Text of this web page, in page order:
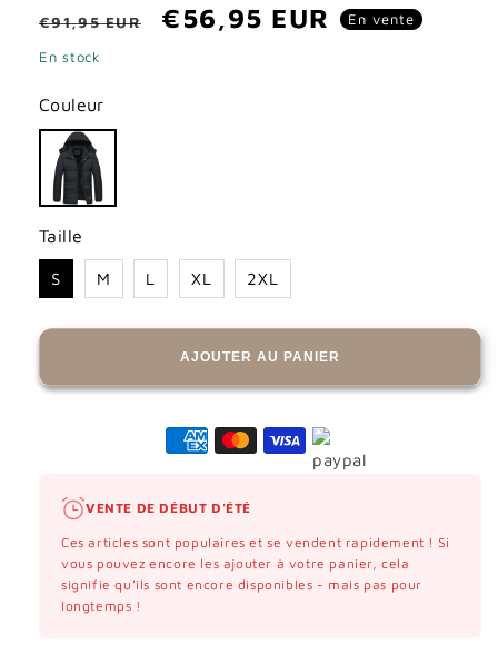
Prix
habituel
€91,95 EUR
Prix
€56,95 EUR En vente
En stock
Couleur
Taille
S M L XL 2XL
AJOUTER AU PANIER
VENTE DE DÉBUT D'ÉTÉ
Ces articles sont populaires et se vendent rapidement ! Si
vous pouvez encore les ajouter à votre panier, cela
signifie qu'ils sont encore disponibles - mais pas pour
longtemps !